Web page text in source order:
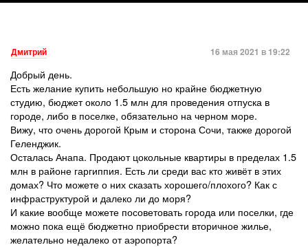
Дмитрий 16 мая 2021 в 19:22
Добрый день.
Есть желание купить небольшую но крайне бюджетную
студию, бюджет около 1.5 млн для проведения отпуска в
городе, либо в поселке, обязательно на черном море.
Вижу, что очень дорогой Крым и сторона Сочи, также дорогой
Геленджик.
Осталась Анапа. Продают цокольные квартиры в пределах 1.5
млн в районе гаргиппия. Есть ли среди вас кто живёт в этих
домах? Что можете о них сказать хорошего/плохого? Как с
инфраструктурой и далеко ли до моря?
И какие вообще можете посоветовать города или поселки, где
можно пока ещё бюджетно приобрести вторичное жилье,
желательно недалеко от аэропорта?